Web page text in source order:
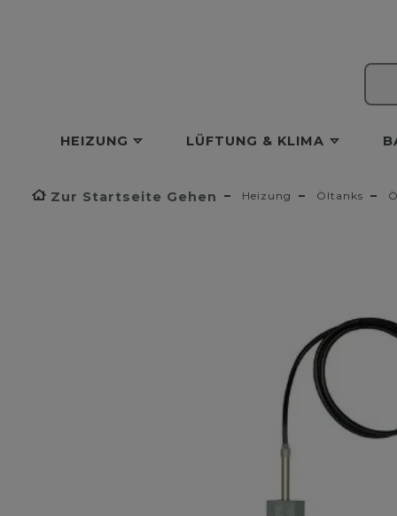
HEIZUNG LÜFTUNG & KLIMA
Zur Startseite Gehen Heizung Öltanks